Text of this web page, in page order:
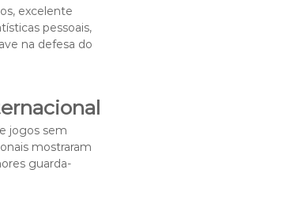
excelente
pessoais,
na defesa do
jogos sem
mostraram
guarda-